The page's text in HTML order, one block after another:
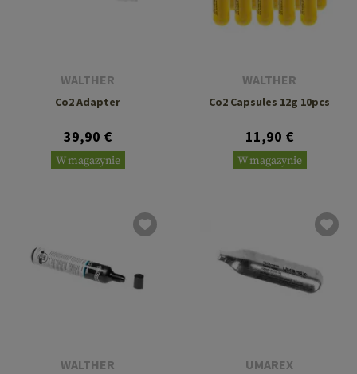
WALTHER
Co2 Adapter
39,90 €
W magazynie
WALTHER
Co2 Capsules 12g 10pcs
11,90 €
W magazynie
WALTHER UMAREX